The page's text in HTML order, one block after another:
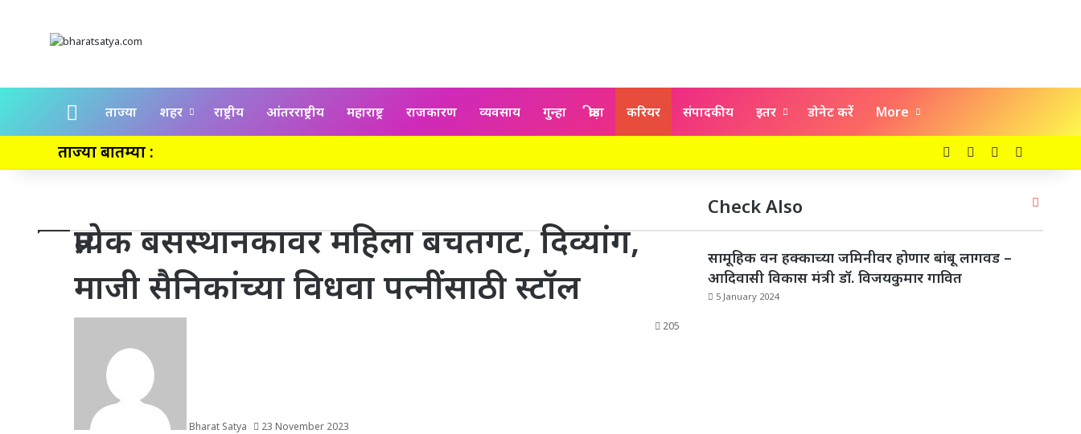
Homeताज्या शहर राष्ट्रीय आंतरराष्ट्रीय महाराष्ट्र राजकारण व्यवसाय गुन्हा क्रीड़ा करियर संपादकीय इतर डोनेट करें More
ताज्या बातम्या : Facebook YouTube
प्रत्येक बसस्थानकावर महिला बचतगट, दिव्यांग,
माजी सैनिकांच्या विधवा पत्नींसाठी स्टॉल
Bharat Satya 23 November 2023
205
Check Also Close
सामूहिक वन हक्काच्या जमिनीवर होणार बांबू लागवड –
आदिवासी विकास मंत्री डॉ. विजयकुमार गावित
5 January 2024